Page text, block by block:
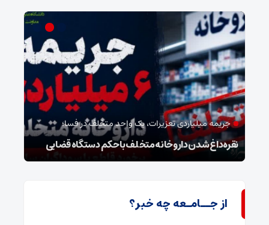
جریمه میلیاردی تعزیرات، یک واحد متخلف در فسا؛
نقره‌داغ شدن داروخانه متخلف با حکم دستگاه قضایی
از جــامـعه چه خبر؟